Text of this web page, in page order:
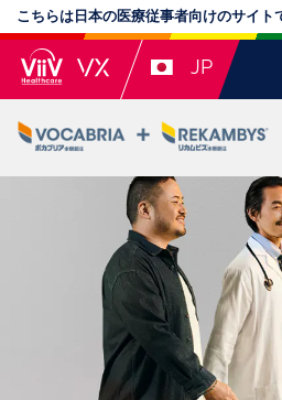
こちらは日本の医療従事者向けのサイト
JP